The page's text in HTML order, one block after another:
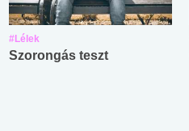
#Lélek
Szorongás teszt